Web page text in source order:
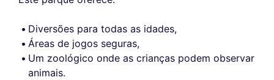
Diversões para todas as idades,
Áreas de jogos seguras,
Um zoológico onde as crianças podem observar
animais.